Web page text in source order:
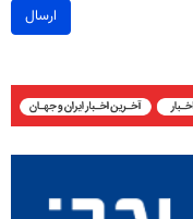
ارسال